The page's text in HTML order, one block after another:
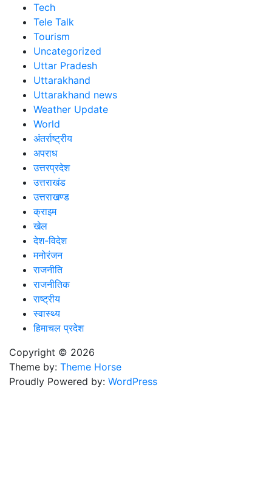
Tech
Tele Talk
Tourism
Uncategorized
Uttar Pradesh
Uttarakhand
Uttarakhand news
Weather Update
World
अंतर्राष्ट्रीय
अपराध
उत्तरप्रदेश
उत्तराखंड
उत्तराखण्ड
क्राइम
खेल
देश-विदेश
मनोरंजन
राजनीति
राजनीतिक
राष्ट्रीय
स्वास्थ्य
हिमाचल प्रदेश
Copyright © 2026
Theme by: Theme Horse
Proudly Powered by: WordPress